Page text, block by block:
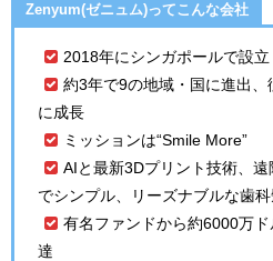
Zenyum(ゼニュム)ってこんな会社
2018年にシンガポールで設立
約3年で9の地域・国に進出
に成長
ミッションは“Smile More”
AIと最新3Dプリント技術、
でシンプル、リーズナブルな歯
有名 ファンドから約6000万
達